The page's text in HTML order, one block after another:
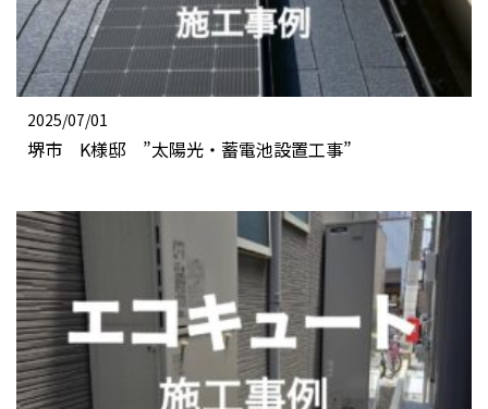
2025/07/01
堺市 K様邸 ”太陽光・蓄電池設置工事”